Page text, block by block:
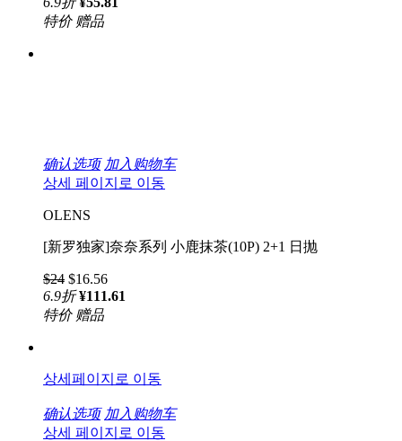
特价 赠品
确认选项 加入购物车
상세 페이지로 이동
OLENS
[新罗独家]奈奈系列 小鹿抹茶(10P) 2+1 日抛
$24 $16.56
6.9折 ¥111.61
特价 赠品
상세페이지로 이동
确认选项 加入购物车
상세 페이지로 이동